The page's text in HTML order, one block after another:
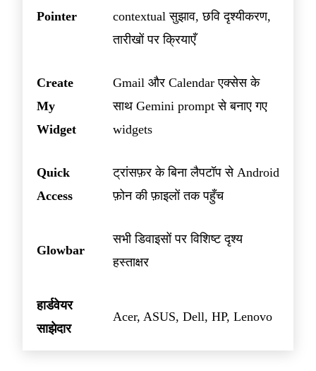
Pointer
contextual सुझाव, छवि दृश्यीकरण,
तारीखों पर क्रियाएँ
Create
My
Widget
Gmail और Calendar एक्सेस के
साथ Gemini prompt से बनाए गए
widgets
Quick
Access
ट्रांसफ़र के बिना लैपटॉप से Android
फ़ोन की फ़ाइलों तक पहुँच
Glowbar
सभी डिवाइसों पर विशिष्ट दृश्य
हस्ताक्षर
हार्डवेयर
साझेदार
Acer, ASUS, Dell, HP, Lenovo